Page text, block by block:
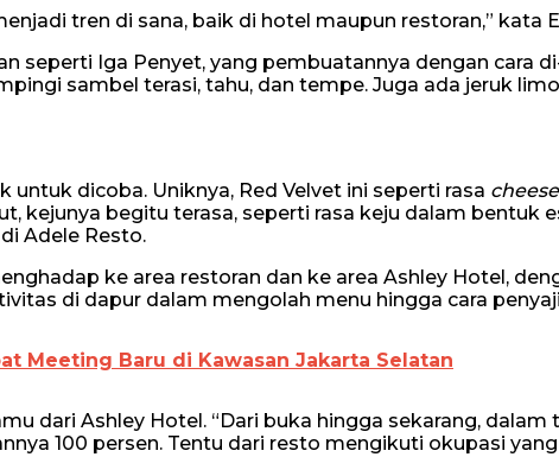
tren di sana, baik di hotel maupun restoran,” kata
seperti Iga Penyet, yang pembuatannya dengan cara
sambel terasi, tahu, dan tempe. Juga ada jeruk
dicoba. Uniknya, Red Velvet ini seperti rasa
kejunya begitu terasa, seperti rasa keju dalam bentuk
Adele Resto.
ke area restoran dan ke area Ashley Hotel,
di dapur dalam mengolah menu hingga cara
Meeting Baru di Kawasan Jakarta Selatan
dari Ashley Hotel. “Dari buka hingga sekarang, dalam
100 persen. Tentu dari resto mengikuti okupasi